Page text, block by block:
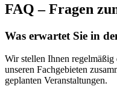
FAQ – Fragen
Was erwartet Sie in
Wir stellen Ihnen
unseren Fachgebieten
geplanten Veranstaltungen.